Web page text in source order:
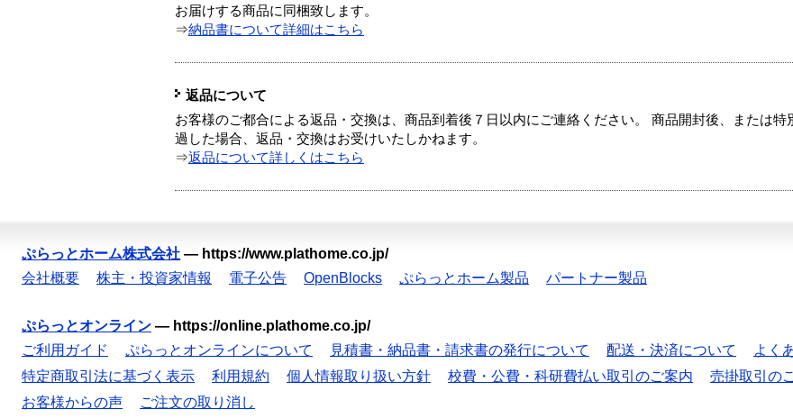
お届けする商品に同梱致します。
⇒納品書について詳細はこちら
返品について
お客様のご都合による返品・交換は、商品到着後７日以内にご連絡ください。 商品開封後、または特
過した場合、返品・交換はお受けいたしかねます。
⇒返品について詳しくはこちら
ぷらっとホーム株式会社 — https://www.plathome.co.jp/
会社概要
株主・投資家情報 電子公告 OpenBlocks ぷらっとホーム製品 パートナー製品
ぷらっとオンライン — https://online.plathome.co.jp/
ご利用ガイド
ぷらっとオンラインについて 見積書・納品書・請求書の発行について 配送・決済について
よく
特定商取引法に基づく表示
利用規約 個人情報取り扱い方針 校費・公費・科研費払い取引のご案内 売掛取引の
お客様からの声
ご注文の取り消し